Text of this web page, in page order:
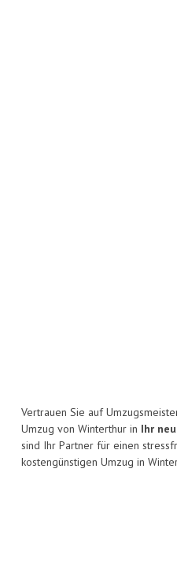
Vertrauen Sie auf
Umzug von Winterthur in Ihr
sind Ihr Partner für einen
kostengünstigen Umzug in